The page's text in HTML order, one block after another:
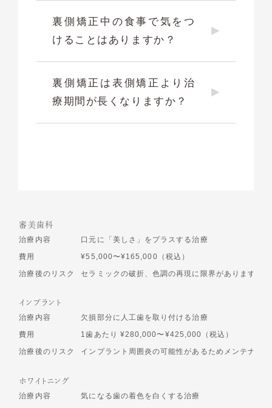
裏側矯正中の食事で気をつ
けることはありますか？
裏側矯正は表側矯正より治
療期間が長くなりますか？
審美歯科
治療内容
口元に「美しさ」をプラスする治療
費用
¥55,000〜¥165,000（税込）
治療後のリスク
セラミックの破折、色調の再現に限界があります
インプラント
治療内容
欠損部分に人工歯を取り付ける治療
費用
1歯あたり ¥280,000〜¥425,000（税込）
治療後のリスク
インプラント周囲炎の可能性があるためメンテナン
ホワイトニング
治療内容 気になる歯の着色を白くする治療